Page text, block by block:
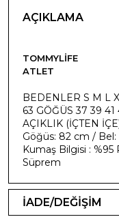
AÇIKLAMA
TOMMYLIFE
ATLET
BEDENLER S M L
63 GÖĞÜS 37 39
AÇIKLIK (İÇTEN
Göğüs: 82 cm /
Kumaş Bilgisi : %95
Süprem
İADE/DEĞİŞİM